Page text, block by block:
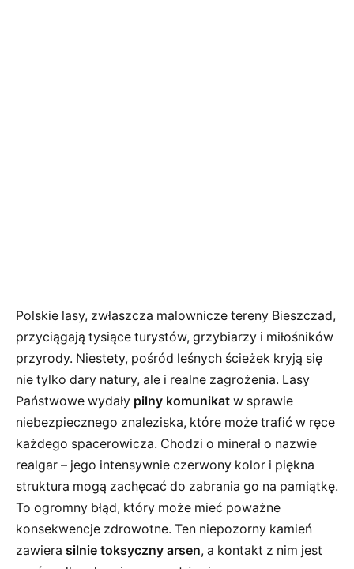
Polskie lasy, zwłaszcza malownicze tereny Bieszczad,
przyciągają tysiące turystów, grzybiarzy i miłośników
przyrody. Niestety, pośród leśnych ścieżek kryją się
nie tylko dary natury, ale i realne zagrożenia. Lasy
Państwowe wydały pilny komunikat w sprawie
niebezpiecznego znaleziska, które może trafić w ręce
każdego spacerowicza. Chodzi o minerał o nazwie
realgar – jego intensywnie czerwony kolor i piękna
struktura mogą zachęcać do zabrania go na pamiątkę.
To ogromny błąd, który może mieć poważne
konsekwencje zdrowotne. Ten niepozorny kamień
zawiera silnie toksyczny arsen, a kontakt z nim jest